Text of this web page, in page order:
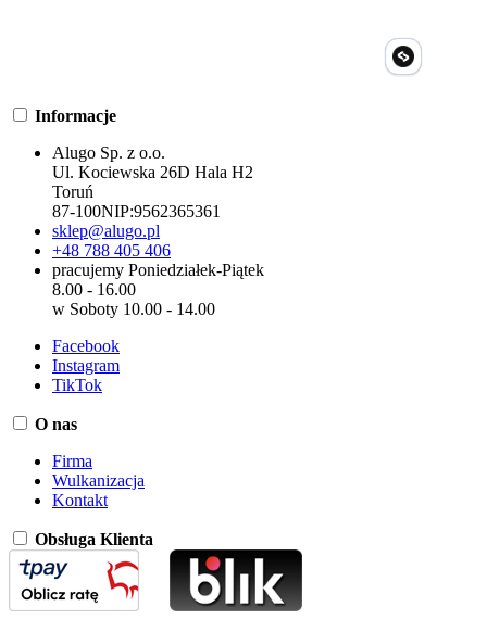
Informacje
Alugo Sp. z o.o.
Ul. Kociewska 26D Hala H2
Toruń
87-100NIP:9562365361
sklep@alugo.pl
+48 788 405 406
pracujemy Poniedziałek-Piątek
8.00 - 16.00
w Soboty 10.00 - 14.00
Facebook
Instagram
TikTok
O nas
Firma
Wulkanizacja
Kontakt
Obsługa Klienta